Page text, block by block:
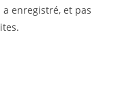
a enregistré, et pas